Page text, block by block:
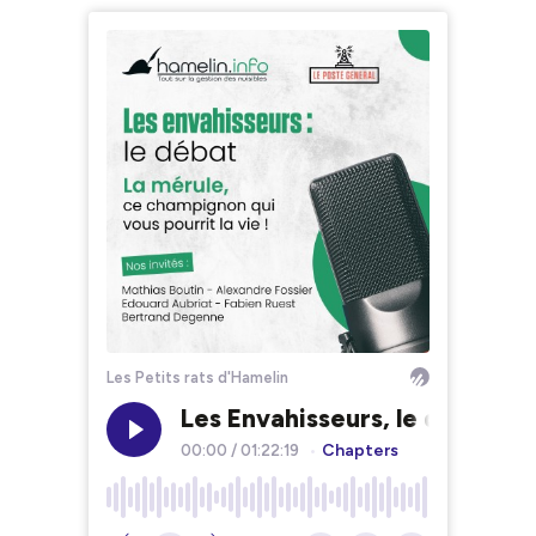
Les Petits rats d'Hamelin
Les Envahisseurs, le débat :
00:00 / 01:22:19 Chapters